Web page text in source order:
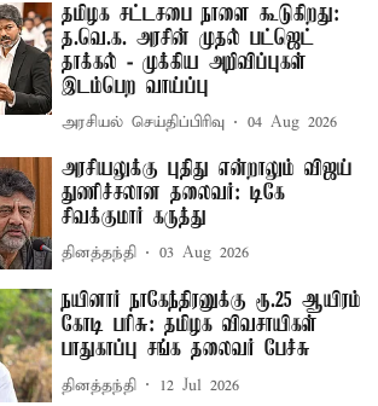
தமிழக சட்டசபை நாளை கூடுகிறது:
த.வெ.க. அரசின் முதல் பட்ஜெட்
தாக்கல் - முக்கிய அறிவிப்புகள்
இடம்பெற வாய்ப்பு
அரசியல் செய்திப்பிரிவு 04 Aug 2026
அரசியலுக்கு புதிது என்றாலும் விஜய்
துணிச்சலான தலைவர்: டிகே
சிவக்குமார் கருத்து
தினத்தந்தி 03 Aug 2026
நயினார் நாகேந்திரனுக்கு ரூ.25 ஆயிரம்
கோடி பரிசு: தமிழக விவசாயிகள்
பாதுகாப்பு சங்க தலைவர் பேச்சு
தினத்தந்தி 12 Jul 2026